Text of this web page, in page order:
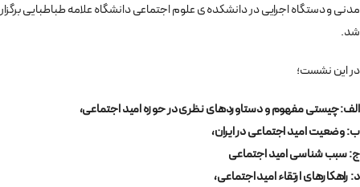
مدنی و دستگاه اجرایی در دانشکده ی علوم اجتماعی دانشگاه علامه طباطبایی برگزار
شد.
در این نشست؛
الف: چیستی مفهوم و دستاوردهای نظری در حوزه امید اجتماعی،
ب: وضعیت امید اجتماعی در ایران،
ج: سبب شناسی امید اجتماعی
د: راهکارهای ارتقاء امید اجتماعی،